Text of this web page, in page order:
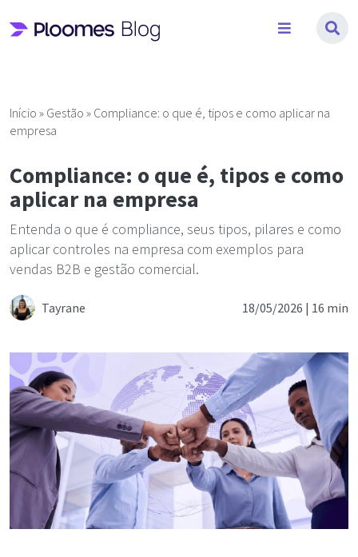
para
Início » Gestão » Compliance: o que é, tipos e como aplicar na
empresa
Compliance: o que é, tipos e como
aplicar na empresa
Entenda o que é compliance, seus tipos, pilares e como
aplicar controles na empresa com exemplos para
vendas B2B e gestão comercial.
Tayrane 18/05/2026 | 16 min